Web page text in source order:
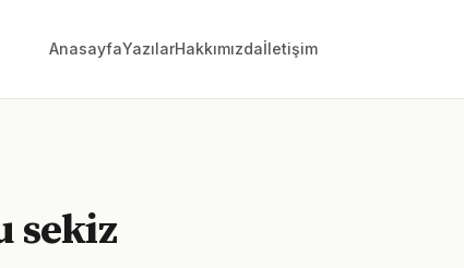
AnasayfaYazılarHakkımızdaİletişim
sekiz